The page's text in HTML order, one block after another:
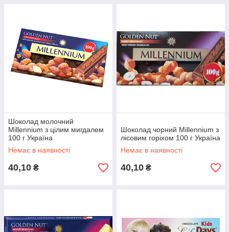
Шоколад молочний
Millennium з цілим мигдалем
100 г Україна
Немає в наявності
40,10 ₴
Шоколад чорний Millennium з
лісовим горіхом 100 г Україна
Немає в наявності
40,10 ₴